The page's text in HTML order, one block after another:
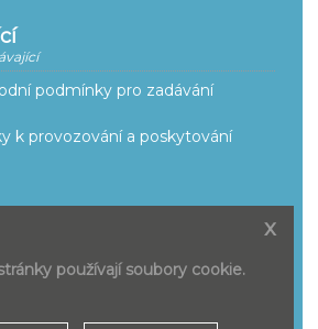
podmínky pro zadávání
k provozování a poskytování
x
používají soubory cookie.